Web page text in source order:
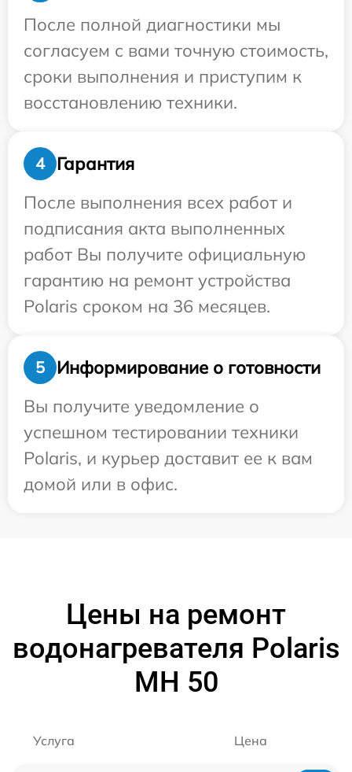
После полной диагностики мы
согласуем с вами точную стоимость,
сроки выполнения и приступим к
восстановлению техники.
4
Гарантия
После выполнения всех работ и
подписания акта выполненных
работ Вы получите официальную
гарантию на ремонт устройства
Polaris сроком на 36 месяцев.
5
Информирование о готовности
Вы получите уведомление о
успешном тестировании техники
Polaris, и курьер доставит ее к вам
домой или в офис.
Цены на ремонт
водонагревателя Polaris
MH 50
Услуга Цена